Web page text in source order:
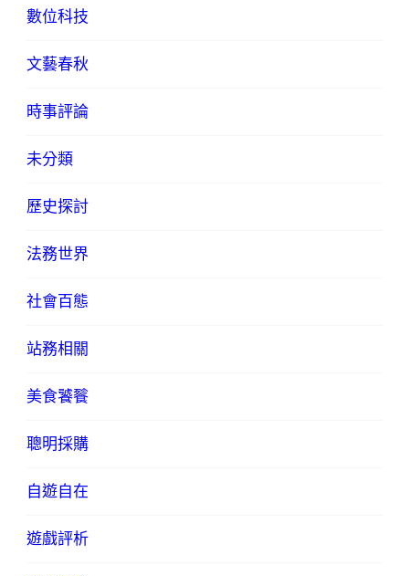
數位科技
文藝春秋
時事評論
未分類
歷史探討
法務世界
社會百態
站務相關
美食饕餮
聰明採購
自遊自在
遊戲評析